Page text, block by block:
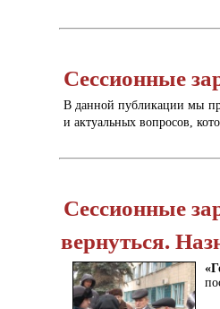
Сессионные
В данной публикации мы
и актуальных вопросов,
Сессионные
вернуться.